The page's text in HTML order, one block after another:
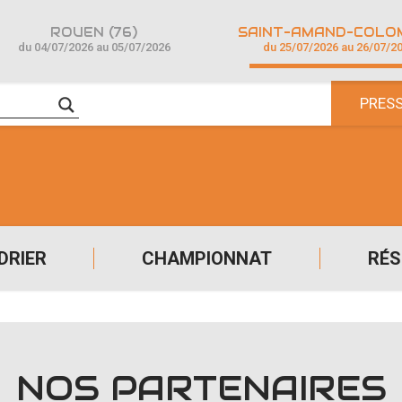
CHAMPIONNAT
ROUEN (76)
du 04/07/2026 au 05/07/2026 du 25/07/2026 au 26/07/
NOS PARTENAIRES